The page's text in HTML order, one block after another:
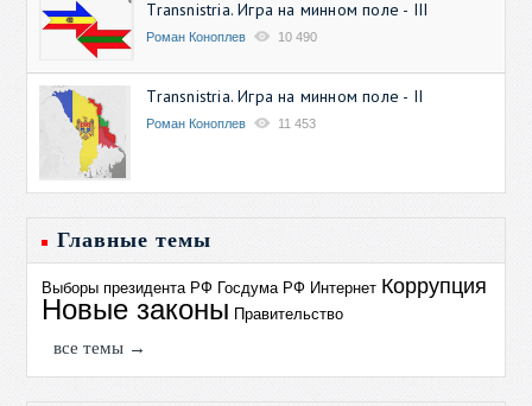
Transnistria. Игра на минном поле - III
Роман Коноплев 10 490
Transnistria. Игра на минном поле - II
Роман Коноплев 11 453
Главные темы
Выборы президента РФ Госдума РФ Интернет Коррупция
Новые законы Правительство
все темы →